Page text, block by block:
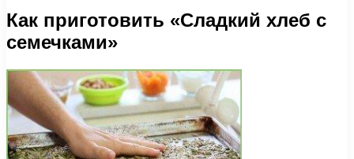
Как приготовить «Сладкий хлеб с
семечками»